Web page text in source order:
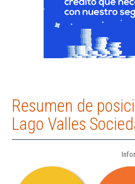
Resumen de
Lago Valles